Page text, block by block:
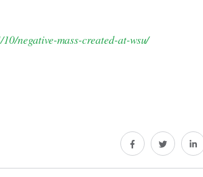
negative-mass-created-at-wsu/